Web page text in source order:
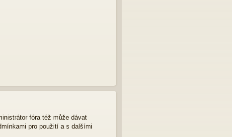
fóra též může dávat
pro použití a s dalšími